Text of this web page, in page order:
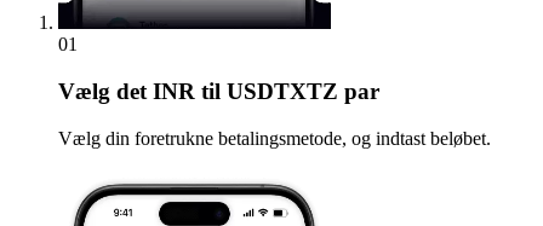
01
Vælg det INR til USDTXTZ par
Vælg din foretrukne betalingsmetode, og indtast beløbet.